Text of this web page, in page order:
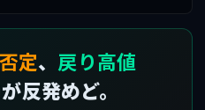
定、 戻り高値
反発めど。